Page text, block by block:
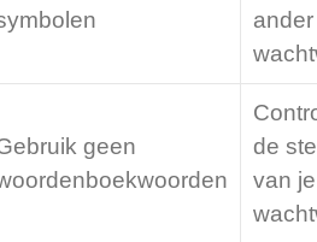
ander
geen
de
van je